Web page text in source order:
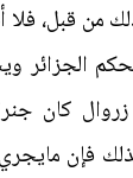
من قبل،
زروال كان
فإن